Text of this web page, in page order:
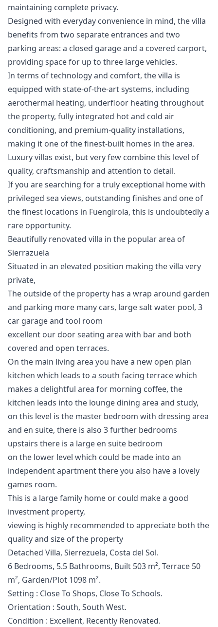
maintaining complete privacy.
Designed with everyday convenience in mind, the villa
benefits from two separate entrances and two
parking areas: a closed garage and a covered carport,
providing space for up to three large vehicles.
In terms of technology and comfort, the villa is
equipped with state-of-the-art systems, including
aerothermal heating, underfloor heating throughout
the property, fully integrated hot and cold air
conditioning, and premium-quality installations,
making it one of the finest-built homes in the area.
Luxury villas exist, but very few combine this level of
quality, craftsmanship and attention to ‌detail.
If ‌you ‌are ‌searching ‌for a truly exceptional home ‌with
‌privileged ‌sea views, outstanding ‌finishes ‌and ‌one ‌of
the ‌finest locations in ‌Fuengirola, ‌this ‌is ‌undoubtedly ‌a
‌rare ‌opportunity.
Beautifully renovated villa in the popular area of
Sierrazuela
Situated in an elevated position making the villa very
private,
The outside of the property has a wrap around garden
and parking more many cars, large salt water pool, 3
car garage and tool room
excellent our door seating area with bar and both
covered and open terraces.
On the main living area you have a new open plan
kitchen which leads to a south facing terrace which
makes a delightful area for morning coffee, the
kitchen leads into the lounge dining area and study,
on this level is the master bedroom with dressing area
and en suite, there is also 3 further bedrooms
upstairs there is a large en suite bedroom
on the lower level which could be made into an
independent apartment there you also have a lovely
games room.
This is a large family home or could make a good
investment property,
viewing is highly recommended to appreciate both the
quality and size of the property
Detached Villa, Sierrezuela, Costa del Sol.
6 Bedrooms, 5.5 Bathrooms, Built 503 m², Terrace 50
m², Garden/Plot 1098 m².
Setting : Close To Shops, Close To Schools.
Orientation : South, South West.
Condition : Excellent, Recently Renovated.